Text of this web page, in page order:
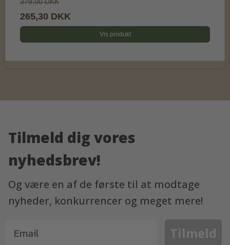
265,30 DKK
Vis produkt
Tilmeld dig vores
nyhedsbrev!
Og være en af de første til at modtage
nyheder, konkurrencer og meget mere!
Tilmeld